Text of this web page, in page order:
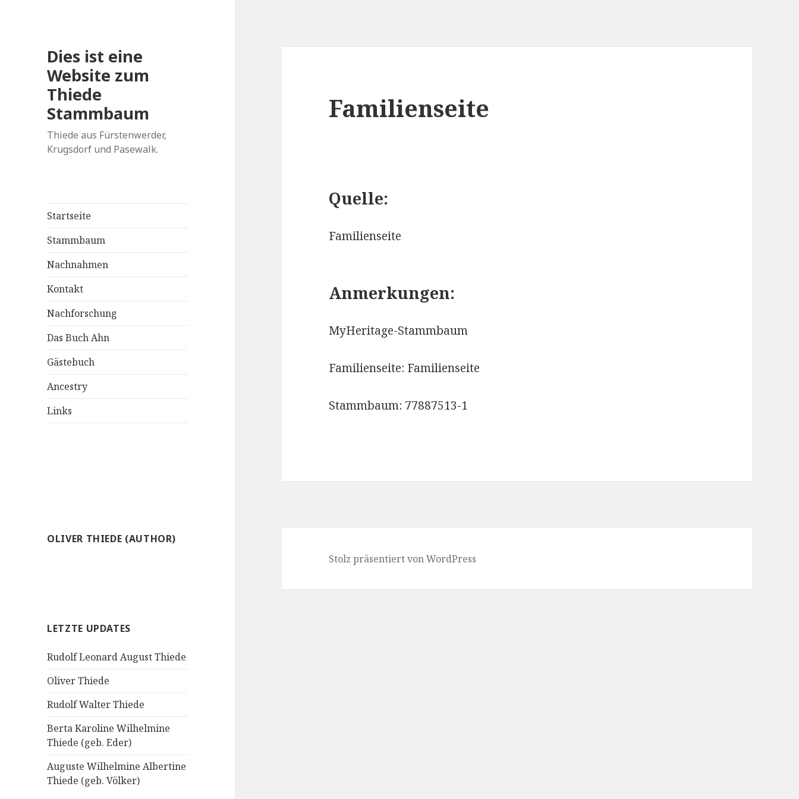
Dies ist eine
Website zum
Thiede
Stammbaum
Thiede aus Fürstenwerder,
Krugsdorf und Pasewalk.
Startseite
Stammbaum
Nachnahmen
Kontakt
Nachforschung
Das Buch Ahn
Gästebuch
Ancestry
Links
OLIVER THIEDE (AUTHOR)
LETZTE UPDATES
Rudolf Leonard August Thiede
Oliver Thiede
Rudolf Walter Thiede
Berta Karoline Wilhelmine
Thiede (geb. Eder)
Auguste Wilhelmine Albertine
Thiede (geb. Völker)
Familienseite
Quelle:
Familienseite
Anmerkungen:
MyHeritage-Stammbaum
Familienseite: Familienseite
Stammbaum: 77887513-1
Stolz präsentiert von WordPress